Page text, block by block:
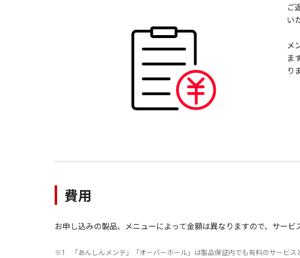
ご
い
メ
ま
り
費用
お申し込みの製品、メニューによって金額は異なりますので、サービ
※1 「あんしんメンテ」「オーバーホール」は製品保証内でも有料のサービス